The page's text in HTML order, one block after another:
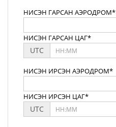
НИСЭН ГАРСАН АЭРОДРОМ*
НИСЭН ГАРСАН ЦАГ*
UTC
НИСЭН ИРСЭН АЭРОДРОМ*
НИСЭН ИРСЭН ЦАГ*
UTC